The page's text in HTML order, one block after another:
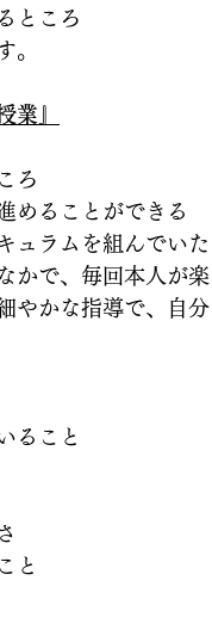
ところ
。
業
ろ
めることができる
ュラムを組んでいた
かで、毎回本人が楽
やかな指導で、自
ること
と